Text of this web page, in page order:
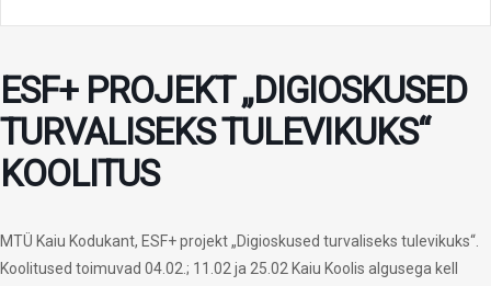
ESF+ PROJEKT „DIGIOSKUSED
TURVALISEKS TULEVIKUKS“
KOOLITUS
MTÜ Kaiu Kodukant, ESF+ projekt „Digioskused turvaliseks tulevikuks“.
Koolitused toimuvad 04.02.; 11.02 ja 25.02 Kaiu Koolis algusega kell